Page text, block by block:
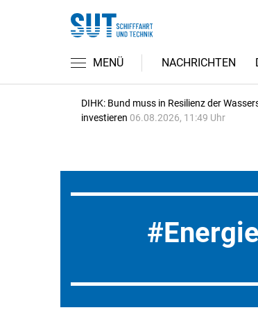
MENÜ NACHRICHTEN
DIHK: Bund muss in Resilienz der
investieren 06.08.2026, 11:49 Uhr